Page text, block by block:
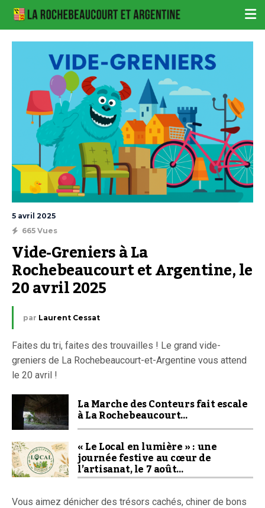
5 avril 2025
665 Vues
Vide-Greniers à La
Rochebeaucourt et Argentine, le
20 avril 2025
par Laurent Cessat
Faites du tri, faites des trouvailles ! Le grand vide-
greniers de La Rochebeaucourt-et-Argentine vous attend
le 20 avril !
La Marche des Conteurs fait escale
à La Rochebeaucourt…
« Le Local en lumière » : une
journée festive au cœur de
l’artisanat, le 7 août…
Vous aimez dénicher des trésors cachés, chiner de bons